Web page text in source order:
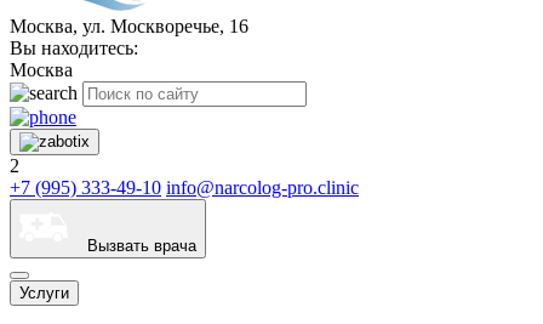
Москва, ул. Москворечье, 16
Вы находитесь:
Москва
2
+7 (995) 333-49-10 info@narcolog-pro.clinic
Вызвать врача
Услуги